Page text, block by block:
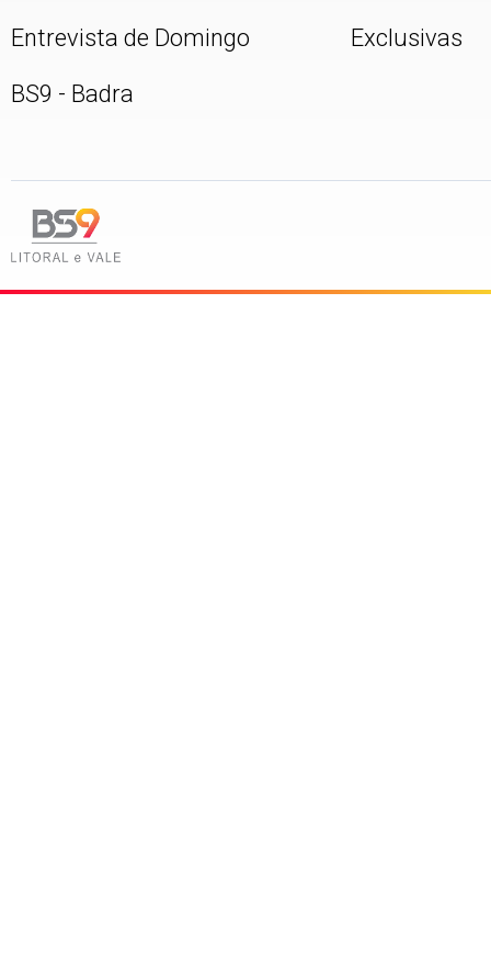
Entrevista de Domingo
BS9 - Badra
Exclusivas